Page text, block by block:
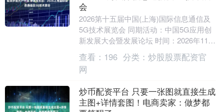
会
2026第十五届中国(上海)国际信息通信及
5G技术展览会 同期活动：中国5G应用创
新发展大会暨发展论坛 时间：2026年11月
10-12日 地点：上海新国际博览....
查看： 196 分类： 炒股股票配资官
网
炒币配资平台 只要一张图就直接生成
主图+详情套图！电商卖家：做梦都